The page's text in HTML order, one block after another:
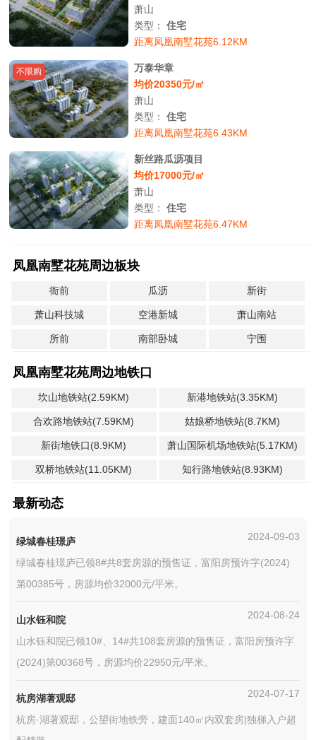
萧山
类型：住宅
距离凤凰南墅花苑6.12KM
不限购
万泰华章
均价20350元/㎡
萧山
类型：住宅
距离凤凰南墅花苑6.43KM
新丝路瓜沥项目
均价17000元/㎡
萧山
类型：住宅
距离凤凰南墅花苑6.47KM
凤凰南墅花苑周边板块
衙前 瓜沥 新街
萧山科技城 空港新城 萧山南站
所前 南部卧城 宁围
凤凰南墅花苑周边地铁口
坎山地铁站(2.59KM) 新港地铁站(3.35KM)
合欢路地铁站(7.59KM) 姑娘桥地铁站(8.7KM)
新街地铁口(8.9KM) 萧山国际机场地铁站(5.17KM)
双桥地铁站(11.05KM) 知行路地铁站(8.93KM)
最新动态
绿城春桂璟庐 2024-09-03
绿城春桂璟庐已领8#共8套房源的预售证，富阳房预许字(2024)
第00385号，房源均价32000元/平米。
山水钰和院 2024-08-24
山水钰和院已领10#、14#共108套房源的预售证，富阳房预许字
(2024)第00368号，房源均价22950元/平米。
杭房湖著观邸 2024-07-17
杭房·湖著观邸，公望街地铁旁，建面140㎡内双套房|独梯入户超